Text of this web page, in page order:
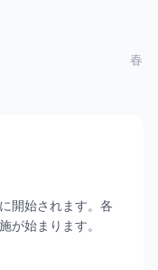
春
開始されます。各
が始まります。